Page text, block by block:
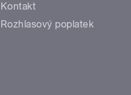
Kontakt
Rozhlasový poplatek